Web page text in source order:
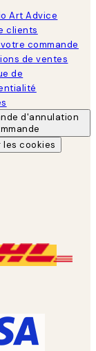
Art Advice
clients
commande
de ventes
de
d'annulation
les cookies